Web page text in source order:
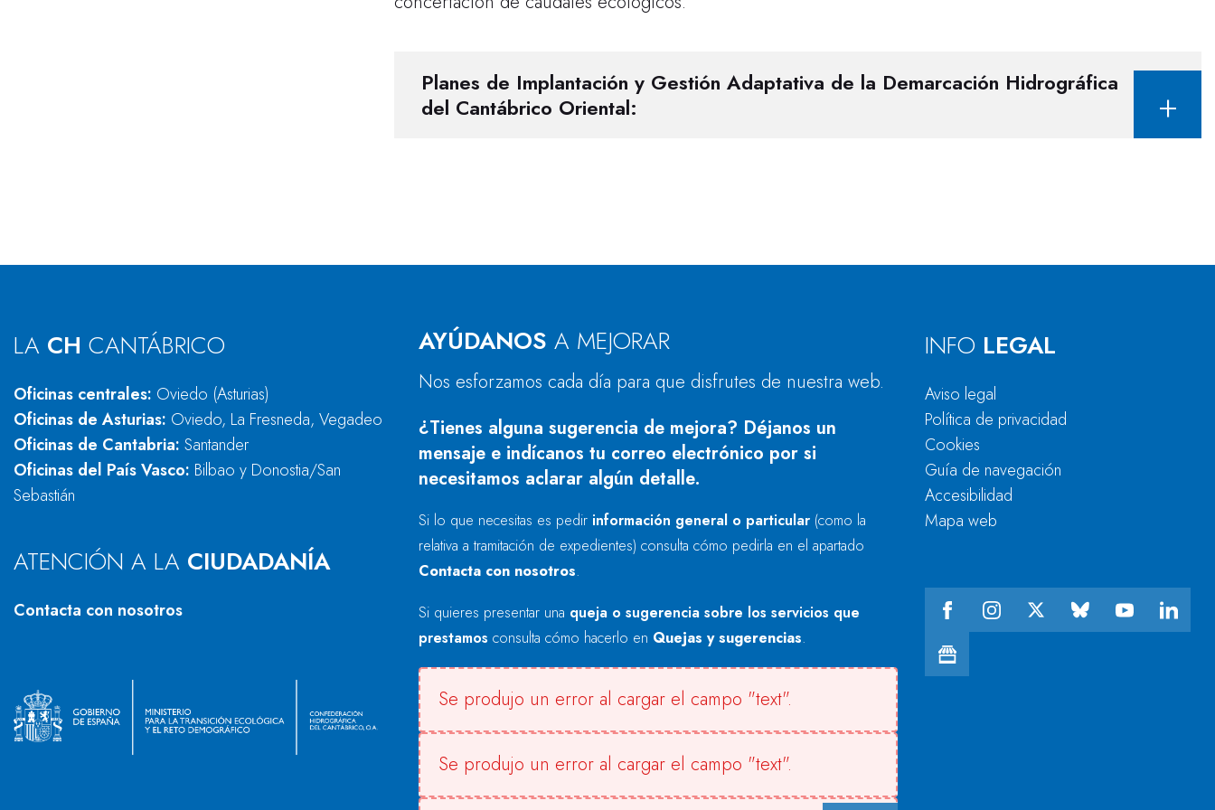
Planes de Implantación y Gestión Adaptativa de la Demarcación Hidrográfica
del Cantábrico Oriental:
LA CH CANTÁBRICO
Oficinas centrales: Oviedo (Asturias)
Oficinas de Asturias: Oviedo, La Fresneda, Vegadeo
Oficinas de Cantabria: Santander
Oficinas del País Vasco: Bilbao y Donostia/San
Sebastián
ATENCIÓN A LA CIUDADANÍA
Contacta con nosotros
AYÚDANOS A MEJORAR
Nos esforzamos cada día para que disfrutes de nuestra web.
¿Tienes alguna sugerencia de mejora? Déjanos un
mensaje e indícanos tu correo electrónico por si
necesitamos aclarar algún detalle.
Si lo que necesitas es pedir información general o particular (como la
relativa a tramitación de expedientes) consulta cómo pedirla en el apartado
Contacta con nosotros.
Si quieres presentar una queja o sugerencia sobre los servicios que
prestamos consulta cómo hacerlo en Quejas y sugerencias.
Se produjo un error al cargar el campo "text".
Se produjo un error al cargar el campo "text".
INFO LEGAL
Aviso legal
Política de privacidad
Cookies
Guía de navegación
Accesibilidad
Mapa web